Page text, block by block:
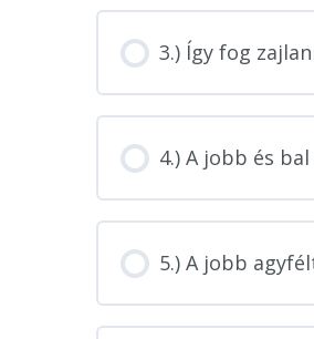
3.) Így fog
4.) A jobb és
5.) A jobb